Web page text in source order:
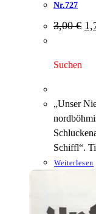
Nr.727
3,00€
Suchen
„Unser
Schiffl“.
Weiterlesen